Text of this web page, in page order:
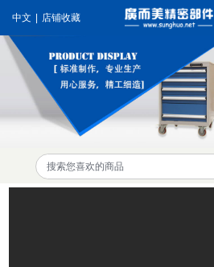
中文 店铺收藏